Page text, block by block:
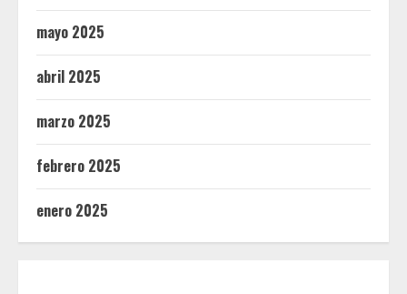
mayo 2025
abril 2025
marzo 2025
febrero 2025
enero 2025